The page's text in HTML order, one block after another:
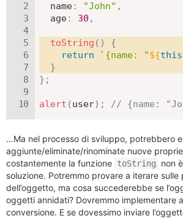
name: "John" ,
age: 30 ,
toString ( )
{
return
` {name: "${this
}
} ;
alert (user) ; // {name:
…Ma nel processo di sviluppo, potrebbero
aggiunte/eliminate/rinominate nuove
costantemente la funzione toString
non
soluzione. Potremmo provare a iterare sulle
dell’oggetto, ma cosa succederebbe se
oggetti annidati? Dovremmo implementare
conversione. E se dovessimo inviare